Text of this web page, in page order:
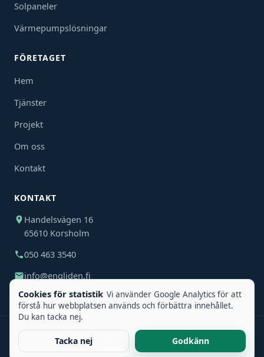
Solpaneler
Värmepumpslösningar
FÖRETAGET
Hem
Tjänster
Projekt
Om oss
Kontakt
KONTAKT
Handelsvägen 16
65610 Korsholm
050 463 3540
info@engliden.fi
©
Engliden. Alla rättigheter förbehållna.
Byggtjänster & energilösningar i Vasaregionen
made by Wasatec
Cookies för statistik Vi använder Google Analytics för att
förstå hur webbplatsen används och förbättra innehållet.
Du kan tacka nej.
Tacka nej Godkänn